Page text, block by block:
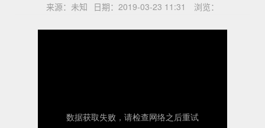
来源： 未知 日期： 2019-03-23 11:31 浏览：